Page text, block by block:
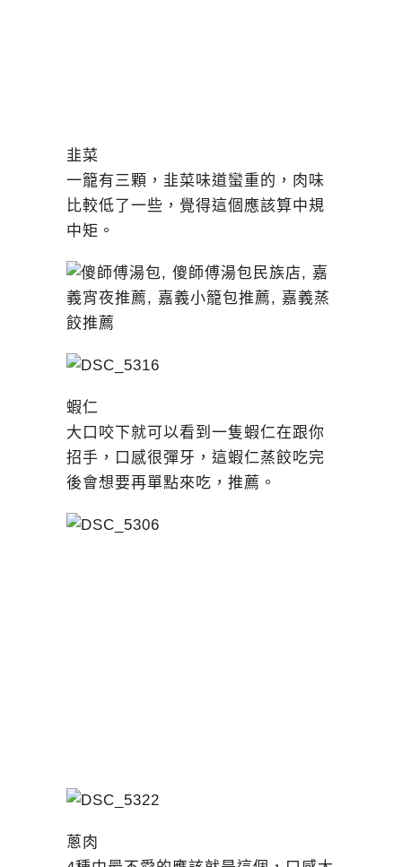
韭菜
一籠有三顆，韭菜味道蠻重的，肉味
比較低了一些，覺得這個應該算中規
中矩。
蝦仁
大口咬下就可以看到一隻蝦仁在跟你
招手，口感很彈牙，這蝦仁蒸餃吃完
後會想要再單點來吃，推薦。
蔥肉